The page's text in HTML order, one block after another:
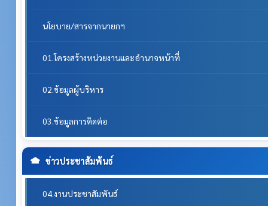
นโยบาย/สารจากนายกฯ
01.โครงสร้างหน่วยงานและอำนาจหน้าที่
02.ข้อมูลผู้บริหาร
03.ข้อมูลการติดต่อ
ข่าวประชาสัมพันธ์
04.งานประชาสัมพันธ์